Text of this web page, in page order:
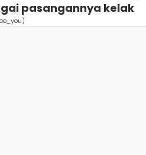
pasangannya kelak